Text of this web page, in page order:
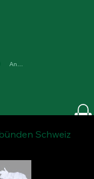
Anmelden
Schweiz